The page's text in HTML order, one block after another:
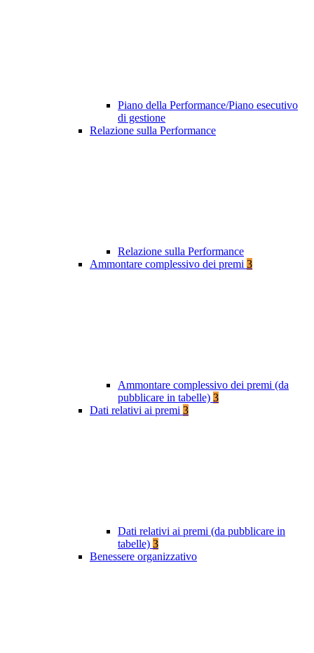
Piano della Performance/Piano esecutivo
di gestione
Relazione sulla Performance
Relazione sulla Performance
Ammontare complessivo dei premi 3
Ammontare complessivo dei premi (da
pubblicare in tabelle) 3
Dati relativi ai premi 3
Dati relativi ai premi (da pubblicare in
tabelle) 3
Benessere organizzativo